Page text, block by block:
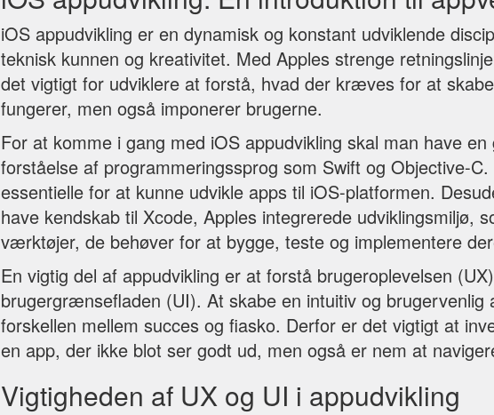
iOS appudvikling er en dynamisk og konstant udviklende
teknisk kunnen og kreativitet. Med Apples strenge
det vigtigt for udviklere at forstå, hvad der kræves for at
fungerer, men også imponerer brugerne.
For at komme i gang med iOS appudvikling skal man have
forståelse af programmeringssprog som Swift og Objective-
essentielle for at kunne udvikle apps til iOS-platformen.
have kendskab til Xcode, Apples integrerede udviklingsmiljø,
værktøjer, de behøver for at bygge, teste og implementere
En vigtig del af appudvikling er at forstå brugeroplevelsen
brugergrænsefladen (UI). At skabe en intuitiv og
forskellen mellem succes og fiasko. Derfor er det vigtigt at
en app, der ikke blot ser godt ud, men også er nem at
Vigtigheden af UX og UI i appudvikling